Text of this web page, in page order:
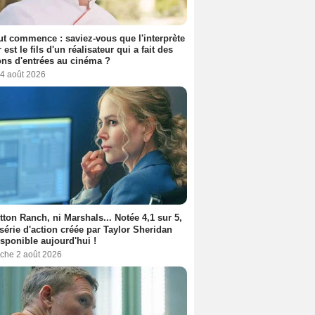
commence : saviez-vous que l'interprète
est le fils d'un réalisateur qui a fait des
d'entrées au cinéma ?
août 2026
Ranch, ni Marshals... Notée 4,1 sur 5,
d'action créée par Taylor Sheridan
aujourd'hui !
2 août 2026